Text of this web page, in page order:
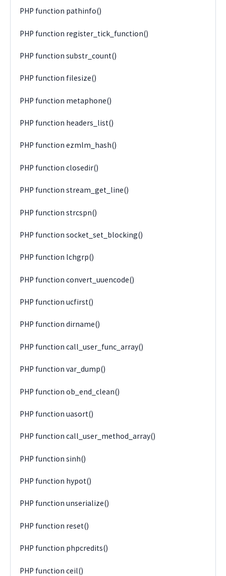
PHP function pathinfo()
PHP function register_tick_function()
PHP function substr_count()
PHP function filesize()
PHP function metaphone()
PHP function headers_list()
PHP function ezmlm_hash()
PHP function closedir()
PHP function stream_get_line()
PHP function strcspn()
PHP function socket_set_blocking()
PHP function lchgrp()
PHP function convert_uuencode()
PHP function ucfirst()
PHP function dirname()
PHP function call_user_func_array()
PHP function var_dump()
PHP function ob_end_clean()
PHP function uasort()
PHP function call_user_method_array()
PHP function sinh()
PHP function hypot()
PHP function unserialize()
PHP function reset()
PHP function phpcredits()
PHP function ceil()